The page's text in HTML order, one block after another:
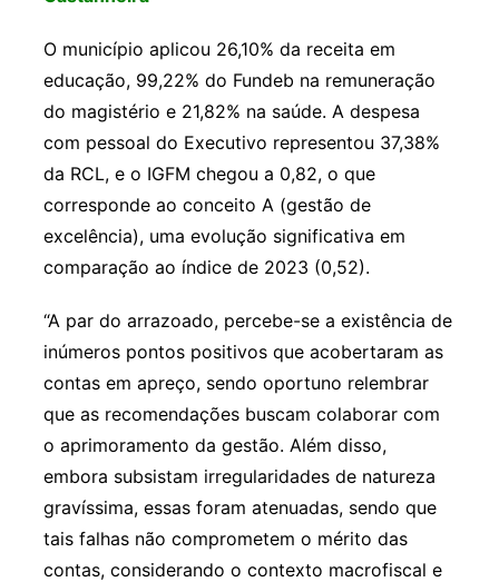
O município aplicou 26,10% da receita em
educação, 99,22% do Fundeb na remuneração
do magistério e 21,82% na saúde. A despesa
com pessoal do Executivo representou 37,38%
da RCL, e o IGFM chegou a 0,82, o que
corresponde ao conceito A (gestão de
excelência), uma evolução significativa em
comparação ao índice de 2023 (0,52).
“A par do arrazoado, percebe-se a existência de
inúmeros pontos positivos que acobertaram as
contas em apreço, sendo oportuno relembrar
que as recomendações buscam colaborar com
o aprimoramento da gestão. Além disso,
embora subsistam irregularidades de natureza
gravíssima, essas foram atenuadas, sendo que
tais falhas não comprometem o mérito das
contas, considerando o contexto macrofiscal e